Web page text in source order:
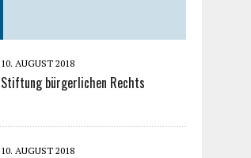
10. AUGUST 2018
Stiftung bürgerlichen Rechts
10. AUGUST 2018